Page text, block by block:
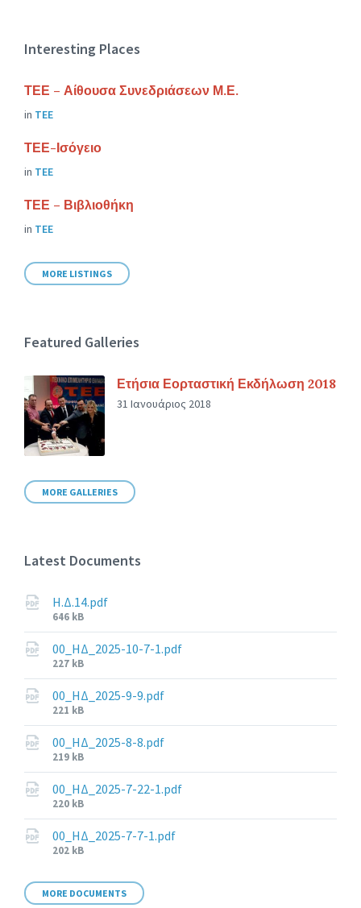
Interesting Places
ΤΕΕ – Αίθουσα Συνεδριάσεων Μ.Ε.
in ΤΕΕ
ΤΕΕ-Ισόγειο
in ΤΕΕ
ΤΕΕ – Βιβλιοθήκη
in ΤΕΕ
MORE LISTINGS
Featured Galleries
Ετήσια Εορταστική Εκδήλωση 2018
31 Ιανουάριος 2018
MORE GALLERIES
Latest Documents
Η.Δ.14.pdf
File
size:
646 kB
00_ΗΔ_2025-10-7-1.pdf
File
size:
227 kB
00_ΗΔ_2025-9-9.pdf
File
size:
221 kB
00_ΗΔ_2025-8-8.pdf
File
size:
219 kB
00_ΗΔ_2025-7-22-1.pdf
File
size:
220 kB
00_ΗΔ_2025-7-7-1.pdf
File
202 kB
MORE DOCUMENTS